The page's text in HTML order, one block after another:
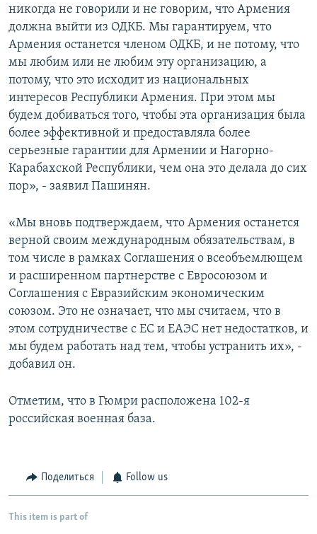
никогда не говорили и не говорим, что Армения
должна выйти из ОДКБ. Мы гарантируем, что
Армения останется членом ОДКБ, и не потому, что
мы любим или не любим эту организацию, а
потому, что это исходит из национальных
интересов Республики Армения. При этом мы
будем добиваться того, чтобы эта организация была
более эффективной и предоставляла более
серьезные гарантии для Армении и Нагорно-
Карабахской Республики, чем она это делала до сих
пор», - заявил Пашинян.
«Мы вновь подтверждаем, что Армения останется
верной своим международным обязательствам, в
том числе в рамках Соглашения о всеобъемлющем
и расширенном партнерстве с Евросоюзом и
Соглашения с Евразийским экономическим
союзом. Это не означает, что мы считаем, что в
этом сотрудничестве с ЕС и ЕАЭС нет недостатков, и
мы будем работать над тем, чтобы устранить их», -
добавил он.
Отметим, что в Гюмри расположена 102-я
российская военная база.
Поделиться Follow us
This item is part of